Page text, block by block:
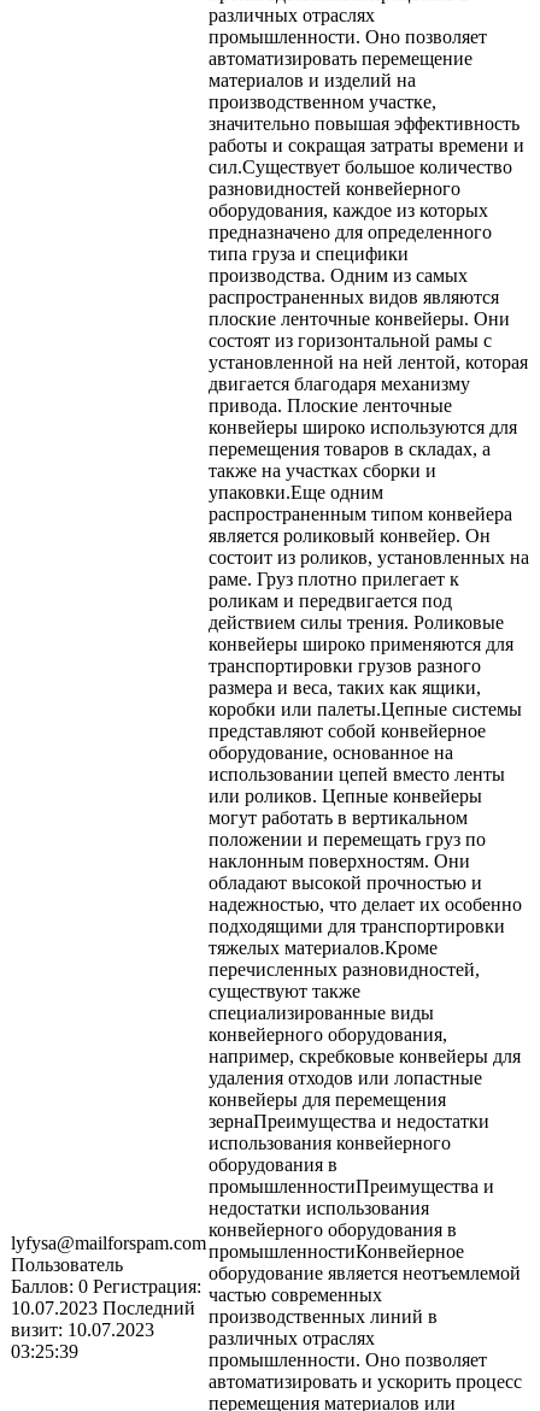
lyfysa@mailforspam.com
Пользователь
Баллов: 0 Регистрация:
10.07.2023 Последний
визит: 10.07.2023
03:25:39
различных отраслях
промышленности. Оно позволяет
автоматизировать перемещение
материалов и изделий на
производственном участке,
значительно повышая эффективность
работы и сокращая затраты времени и
сил.Существует большое количество
разновидностей конвейерного
оборудования, каждое из которых
предназначено для определенного
типа груза и специфики
производства. Одним из самых
распространенных видов являются
плоские ленточные конвейеры. Они
состоят из горизонтальной рамы с
установленной на ней лентой, которая
двигается благодаря механизму
привода. Плоские ленточные
конвейеры широко используются для
перемещения товаров в складах, а
также на участках сборки и
упаковки.Еще одним
распространенным типом конвейера
является роликовый конвейер. Он
состоит из роликов, установленных на
раме. Груз плотно прилегает к
роликам и передвигается под
действием силы трения. Роликовые
конвейеры широко применяются для
транспортировки грузов разного
размера и веса, таких как ящики,
коробки или палеты.Цепные системы
представляют собой конвейерное
оборудование, основанное на
использовании цепей вместо ленты
или роликов. Цепные конвейеры
могут работать в вертикальном
положении и перемещать груз по
наклонным поверхностям. Они
обладают высокой прочностью и
надежностью, что делает их особенно
подходящими для транспортировки
тяжелых материалов.Кроме
перечисленных разновидностей,
существуют также
специализированные виды
конвейерного оборудования,
например, скребковые конвейеры для
удаления отходов или лопастные
конвейеры для перемещения
зернаПреимущества и недостатки
использования конвейерного
оборудования в
промышленностиПреимущества и
недостатки использования
конвейерного оборудования в
промышленностиКонвейерное
оборудование является неотъемлемой
частью современных
производственных линий в
различных отраслях
промышленности. Оно позволяет
автоматизировать и ускорить процесс
перемещения материалов или